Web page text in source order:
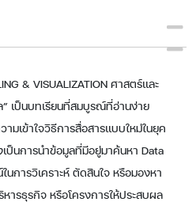
& VISUALIZATION ศาสตร์และ
เป็นบทเรียนที่สมบูรณ์ที่อ่านง่าย
มเข้าใจวิธีการสื่อสารแบบใหม่ในยุค
ป็นการนำข้อมูลที่มีอยู่มาค้นหา Data
นการวิเคราะห์ ตัดสินใจ หรือมองหา
ารธุรกิจ หรือโครงการให้ประสบผล